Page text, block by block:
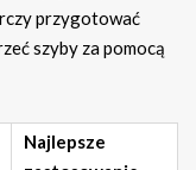
przygotować
szyby za pomocą
Najlepsze